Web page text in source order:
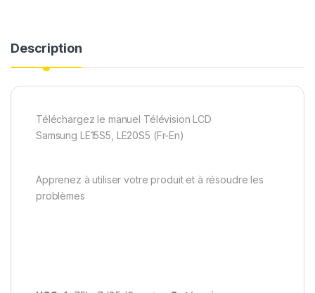
Description
Téléchargez le manuel Télévision LCD
Samsung LE15S5, LE20S5 (Fr-En)
Apprenez à utiliser votre produit et à résoudre les
problèmes